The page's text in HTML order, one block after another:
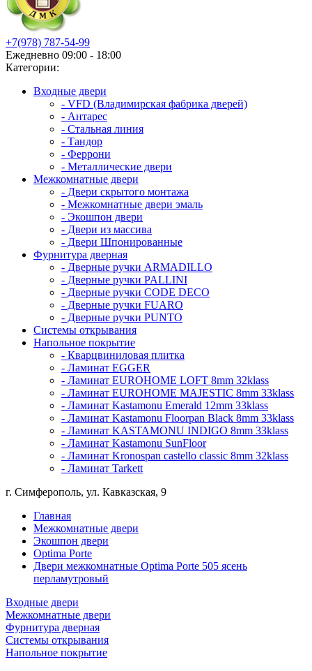
+7(978) 787-54-99
Ежедневно 09:00 - 18:00
Категории:
Входные двери
- VFD (Владимирская фабрика дверей)
- Антарес
- Стальная линия
- Тандор
- Феррони
- Металлические двери
Межкомнатные двери
- Двери скрытого монтажа
- Межкомнатные двери эмаль
- Экошпон двери
- Двери из массива
- Двери Шпонированные
Фурнитура дверная
- Дверные ручки ARMADILLO
- Дверные ручки PALLINI
- Дверные ручки CODE DECO
- Дверные ручки FUARO
- Дверные ручки PUNTO
Системы открывания
Напольное покрытие
- Кварцвиниловая плитка
- Ламинат EGGER
- Ламинат EUROHOME LOFT 8mm 32klass
- Ламинат EUROHOME MAJESTIC 8mm 33klass
- Ламинат Kastamonu Emerald 12mm 33klass
- Ламинат Kastamonu Floorpan Black 8mm 33klass
- Ламинат KASTAMONU INDIGO 8mm 33klass
- Ламинат Kastamonu SunFloor
- Ламинат Kronospan castello classic 8mm 32klass
- Ламинат Tarkett
г. Симферополь, ул. Кавказская, 9
Главная
Межкомнатные двери
Экошпон двери
Optima Porte
Двери межкомнатные Optima Porte 505 ясень
перламутровый
Входные двери
Межкомнатные двери
Фурнитура дверная
Системы открывания
Напольное покрытие